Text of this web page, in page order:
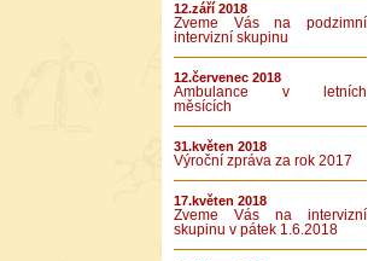
12.září 2018
Zveme Vás na podzimní
intervizní skupinu
12.červenec 2018
Ambulance v letních
měsících
31.květen 2018
Výroční zpráva za rok 2017
17.květen 2018
Zveme Vás na intervizní
skupinu v pátek 1.6.2018